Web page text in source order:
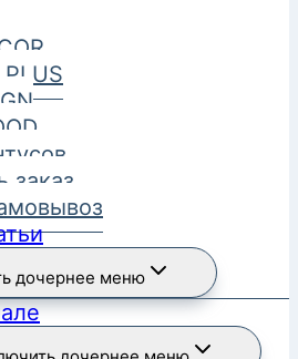
PLUS
заказ
дочернее меню